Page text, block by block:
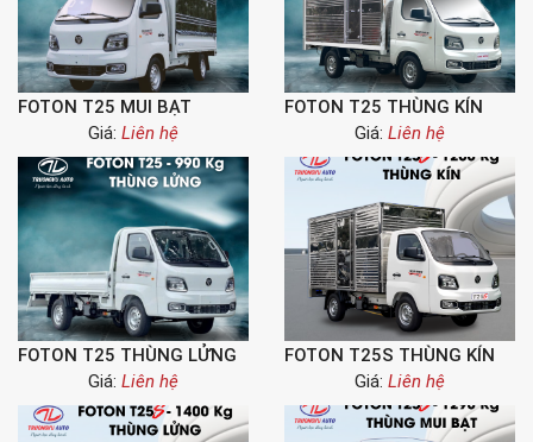
FOTON T25 MUI BẠT
Giá: Liên hệ
FOTON T25 THÙNG KÍN
Giá: Liên hệ
FOTON T25 THÙNG LỬNG
Giá: Liên hệ
FOTON T25S THÙNG KÍN
Giá: Liên hệ